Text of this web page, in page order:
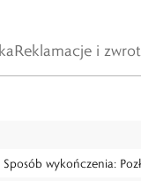
Reklamacje i
wykończenia: